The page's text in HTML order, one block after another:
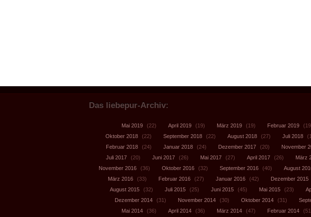
Das liebepur-Archiv:
Mai 2019 (22) April 2019 (19) März 2019 (19) Februar 2019
Oktober 2018
(22) September 2018 (22) August 2018 (27) Juli 2018
Februar 2018
(24) Januar 2018 (24) Dezember 2017 (20) November
Juli 2017
(20) Juni 2017 (26) Mai 2017 (27) April 2017 (26) März
November 2016
(36) Oktober 2016 (32) September 2016 (40) August
März 2016
(33) Februar 2016 (27) Januar 2016 (42) Dezember 2015
August 2015
(32) Juli 2015 (25) Juni 2015 (45) Mai 2015 (23)
Dezember 2014
(31) November 2014 (30) Oktober 2014 (31)
Mai 2014
(36) April 2014 (36) März 2014 (47) Februar 2014